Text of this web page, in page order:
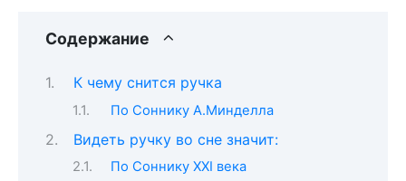
Содержание
К чему снится ручка
По Соннику А.Минделла
Видеть ручку во сне значит:
По Соннику XXI века